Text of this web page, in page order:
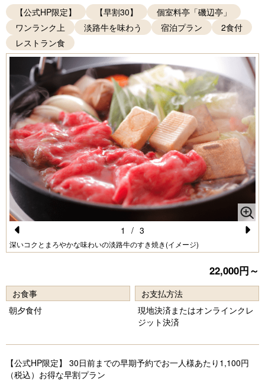
【公式HP限定】 【早割30】
個室料亭「磯辺亭」
ワンランク上
淡路牛を味わう 宿泊プラン
2食付
レストラン食
Pr
o
u
深いコクとまろやかな味わいの淡路牛のすき焼き(イメージ)
e
xt
1 / 3
22,000円～
お食事
朝夕食付
お支払方法
現地決済またはオンラインクレ
ジット決済
【公式HP限定】 30日前までの早期予約でお一人様あたり1,100円
（税込）お得な早割プラン